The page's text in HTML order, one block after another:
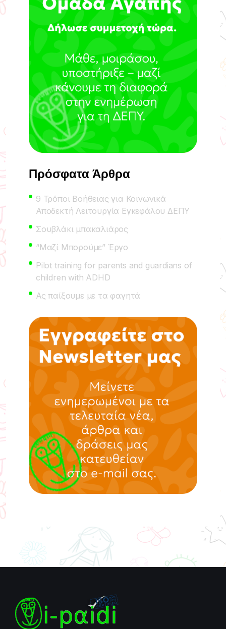
Πρόσφατα Άρθρα
9 Τρόποι Βοήθειας για Κοινωνικά
Αποδεκτή Λειτουργία Εγκεφάλου ΔΕΠΥ
Σουβλάκι μπακαλιάρος
“Μαζί Μπορούμε” Έργο
Pilot training for parents and guardians of
children with ADHD
Ας παίξουμε με τα φαγητά